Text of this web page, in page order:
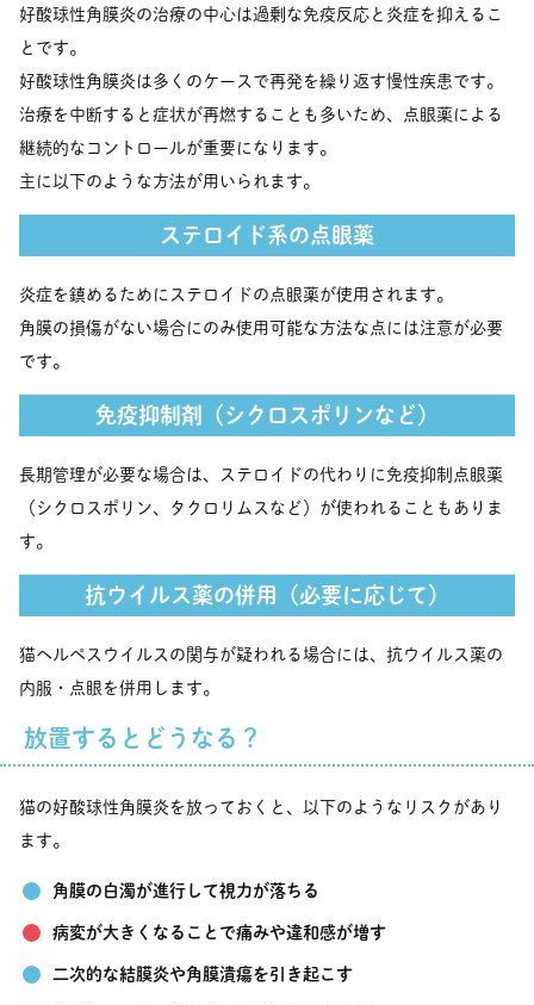
好酸球性角膜炎の治療の中心は過剰な免疫反応と炎症を抑えるこ
とです。
好酸球性角膜炎は多くのケースで再発を繰り返す慢性疾患です。
治療を中断すると症状が再燃することも多いため、点眼薬による
継続的なコントロールが重要になります。
主に以下のような方法が用いられます。
ステロイド系の点眼薬
炎症を鎮めるためにステロイドの点眼薬が使用されます。
角膜の損傷がない場合にのみ使用可能な方法な点には注意が必要
です。
免疫抑制剤（シクロスポリンなど）
長期管理が必要な場合は、ステロイドの代わりに免疫抑制点眼薬
（シクロスポリン、タクロリムスなど）が使われることもありま
す。
抗ウイルス薬の併用（必要に応じて）
猫ヘルペスウイルスの関与が疑われる場合には、抗ウイルス薬の
内服・点眼を併用します。
放置するとどうなる？
猫の好酸球性角膜炎を放っておくと、以下のようなリスクがあり
ます。
角膜の白濁が進行して視力が落ちる
病変が大きくなることで痛みや違和感が増す
二次的な結膜炎や角膜潰瘍を引き起こす